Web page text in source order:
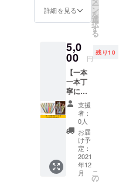
香りが
らのお
楽しみ
くださ
い。 ※
送料込
みのお
値段で
す。
やWEB
を使っ
です。
どうい
う文章
を書け
ば、
「お客
様と出
会える
か？」
をまず
は体感
して頂
きま
す。 私
詳細を見る ー
ン
を
選
択
す
る
5,0
00 円
残り10
【一本
一本丁
寧に手
作りし
ている
ハーバ
リウム
ボール
ペン】
ハンド
メイド
ハーバ
支援
者：
0人
お届
け予
定：
2021
年12
月
こ
の